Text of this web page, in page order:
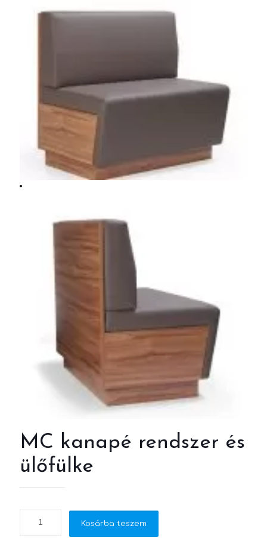
MC kanapé rendszer és
ülőfülke
Kosárba teszem